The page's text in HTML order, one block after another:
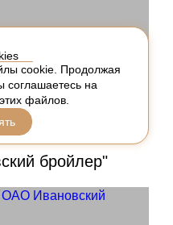
бройлер"
- компьютер
AGRI)
cookie. Продолжая
соглашаетесь на
файлов.